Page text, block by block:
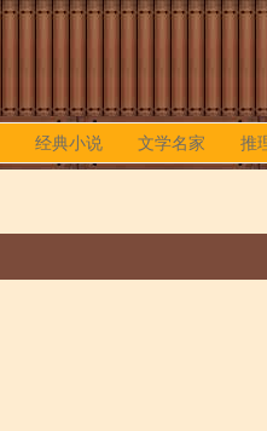
经典小说 文学名家 推